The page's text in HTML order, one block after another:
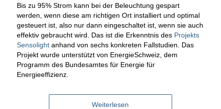
Bis zu 95% Strom kann bei der Beleuchtung gespart
werden, wenn diese am richtigen Ort installiert und optimal
gesteuert ist, also nur dann eingeschaltet ist, wenn sie auch
effektiv gebraucht wird. Das ist die Erkenntnis des Projekts
Sensolightanhand von sechs konkreten Fallstudien. Das
Projekt wurde unterstützt von EnergieSchweiz, dem
Programm des Bundesamtes für Energie für
Energieeffizienz.
Weiterlesen